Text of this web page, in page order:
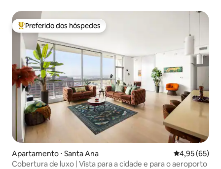
Entre os melhores preferidos dos hóspedes
Preferido dos hóspedes
Apartamento ⋅ Santa Ana 4,95 de uma
4,95 (65)
Cobertura de luxo | Vista para a cidade e para o aeroporto